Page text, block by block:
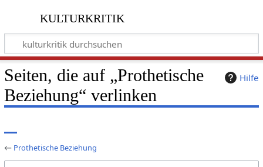
kulturkritik
Hilfe
Seiten, die auf „Prothetische
Beziehung“ verlinken
← Prothetische Beziehung